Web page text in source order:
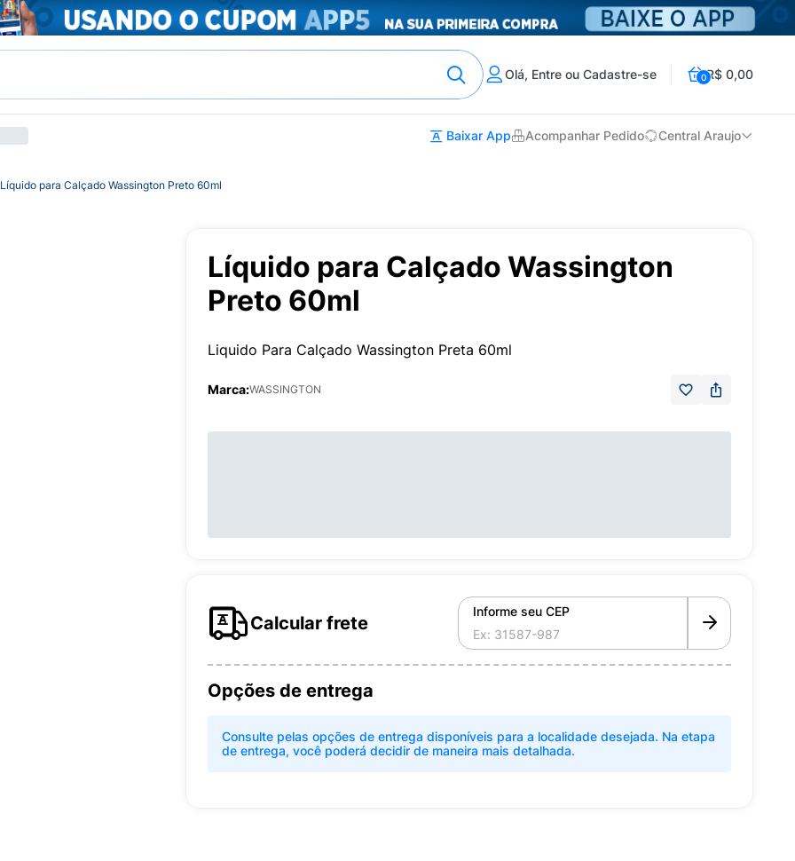
Olá, Entre ou Cadastre-se 0R$ 0,00
Baixar App Acompanhar Pedido Central Araujo
Líquido para Calçado Wassington Preto 60ml
Líquido para Calçado Wassington
Preto 60ml
Liquido Para Calçado Wassington Preta 60ml
Marca:WASSINGTON
Calcular frete
Informe seu CEP
Opções de entrega
Consulte pelas opções de entrega disponíveis para a localidade desejada. Na etapa
de entrega, você poderá decidir de maneira mais detalhada.